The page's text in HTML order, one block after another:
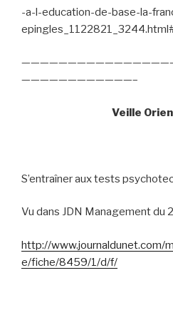
-a-l-education-de-base-la-
————————————–
Veille
S’entraîner aux tests
Vu dans JDN Management du
http://www.journaldunet.com/
e/fiche/8459/1/d/f/